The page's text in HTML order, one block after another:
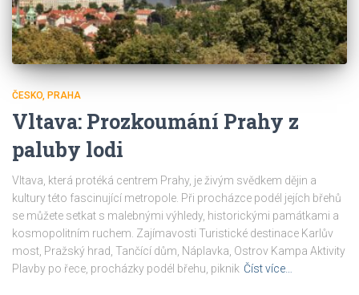
ČESKO PRAHA
Vltava: Prozkoumání Prahy z
paluby lodi
Vltava, která protéká centrem Prahy, je živým svědkem dějin a
kultury této fascinující metropole. Při procházce podél jejích břehů
se můžete setkat s malebnými výhledy, historickými památkami a
kosmopolitním ruchem. Zajímavosti Turistické destinace Karlův
most, Pražský hrad, Tančící dům, Náplavka, Ostrov Kampa Aktivity
Plavby po řece, procházky podél břehu, piknik Číst více…